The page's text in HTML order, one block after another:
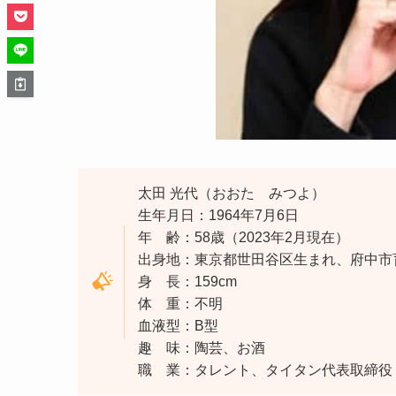
太田 光代（おおた みつよ）
生年月日：1964年7月6日
年 齢：58歳（2023年2月現在）
出身地：東京都世田谷区生まれ、府中市
身 長：159cm
体 重：不明
血液型：B型
趣 味：陶芸、お酒
職 業：タレント、タイタン代表取締役